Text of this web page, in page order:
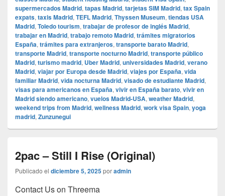
supermercados Madrid, tapas Madrid, tarjetas SIM Madrid, tax Spain
expats, taxis Madrid, TEFL Madrid, Thyssen Museum, tiendas USA
Madrid, Toledo tourism, trabajar de profesor de inglés Madrid,
trabajar en Madrid, trabajo remoto Madrid, trámites migratorios
España, trámites para extranjeros, transporte barato Madrid,
transporte Madrid, transporte nocturno Madrid, transporte público
Madrid, turismo madrid, Uber Madrid, universidades Madrid, verano
Madrid, viajar por Europa desde Madrid, viajes por España, vida
familiar Madrid, vida nocturna Madrid, visado de estudiante Madrid,
visas para americanos en España, vivir en España barato, vivir en
Madrid siendo americano, vuelos Madrid-USA, weather Madrid,
weekend trips from Madrid, wellness Madrid, work visa Spain, yoga
madrid, Zunzunegui
2pac – Still I Rise (Original)
Publicado el diciembre 5, 2025poradmin
Contact Us on Threema